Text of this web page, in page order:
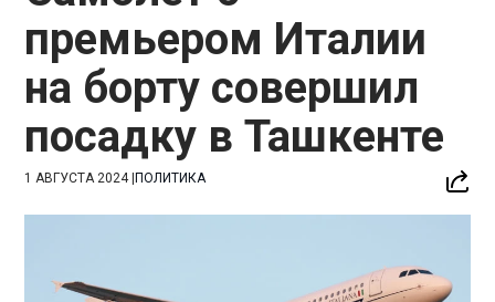
премьером Италии
на борту совершил
посадку в Ташкенте
1 АВГУСТА 2024|ПОЛИТИКА